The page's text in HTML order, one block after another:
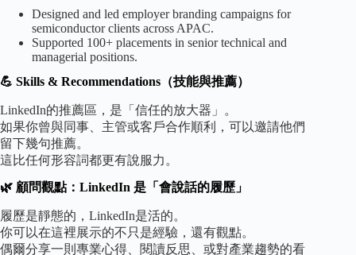
Designed and led employer branding campaigns for
semiconductor clients across APAC.
Supported 100+ placements in senior technical and
managerial positions.
💪 Skills & Recommendations（技能與推薦）
LinkedIn的推薦區，是「信任的放大器」。
如果你曾與同事、主管或客戶合作順利，可以邀請他們
留下幾句推薦。
這比任何形容詞都更有說服力。
🌿 顧問觀點：LinkedIn 是「會說話的履歷」
履歷是靜態的，LinkedIn是活的。
你可以在這裡展示的不只是經驗，還有觀點。
偶爾分享一則專業心得、閱讀反思、或對產業趨勢的看